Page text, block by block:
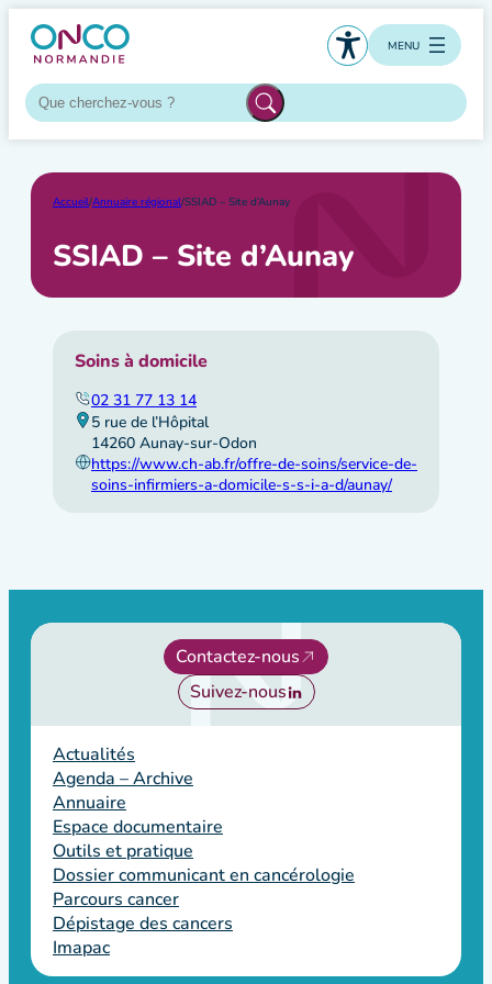
Aller
contenu
MENU
Accueil/Annuaire régional/SSIAD – Site d’Aunay
SSIAD – Site d’Aunay
Soins à domicile
02 31 77 13 14
5 rue de l’Hôpital
14260 Aunay-sur-Odon
https://www.ch-ab.fr/offre-de-soins/service-de-
soins-infirmiers-a-domicile-s-s-i-a-d/aunay/
Contactez-nous
Suivez-nous
Actualités
Agenda – Archive
Annuaire
Espace documentaire
Outils et pratique
Dossier communicant en cancérologie
Parcours cancer
Dépistage des cancers
Imapac